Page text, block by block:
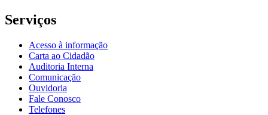
Serviços
Acesso à informação
Carta ao Cidadão
Auditoria Interna
Comunicação
Ouvidoria
Fale Conosco
Telefones